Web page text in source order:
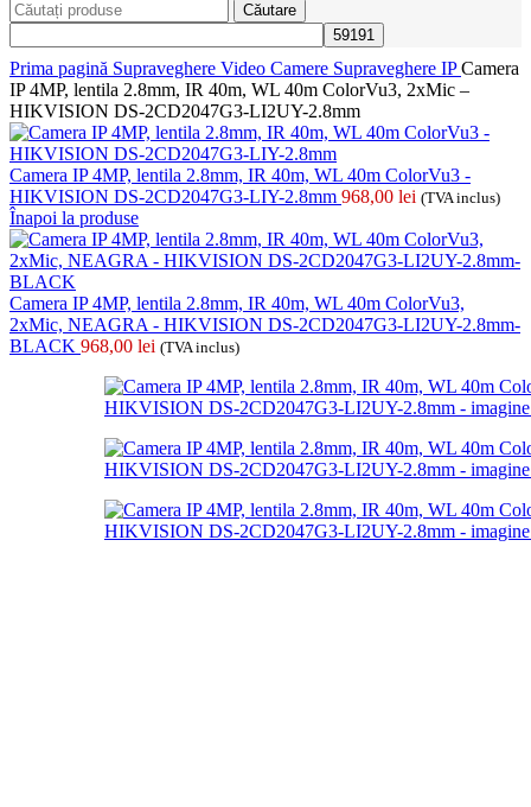
Căutare
Prima pagină Supraveghere Video Camere Supraveghere IPCamera
IP 4MP, lentila 2.8mm, IR 40m, WL 40m ColorVu3, 2xMic –
HIKVISION DS-2CD2047G3-LI2UY-2.8mm
Camera IP 4MP, lentila 2.8mm, IR 40m, WL 40m ColorVu3 -
HIKVISION DS-2CD2047G3-LIY-2.8mm 968,00 lei (TVA inclus)
Înapoi la produse
Camera IP 4MP, lentila 2.8mm, IR 40m, WL 40m ColorVu3,
2xMic, NEAGRA - HIKVISION DS-2CD2047G3-LI2UY-2.8mm-
BLACK 968,00 lei (TVA inclus)